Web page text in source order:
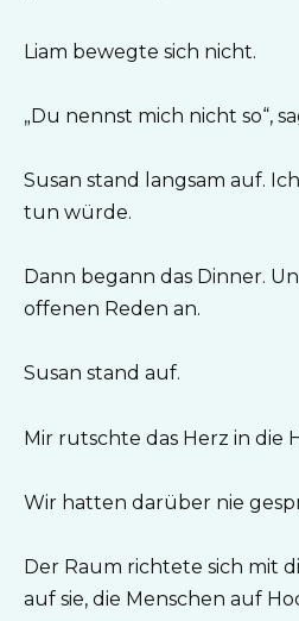
Liam bewegte sich nicht.
„Du nennst mich nicht so“,
Susan stand langsam auf.
tun würde.
Dann begann das Dinner.
offenen Reden an.
Susan stand auf.
Mir rutschte das Herz in die
Wir hatten darüber nie
Der Raum richtete sich mit
auf sie, die Menschen auf